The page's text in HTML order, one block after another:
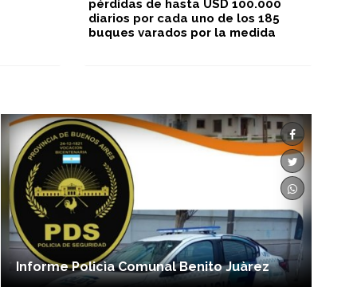
pérdidas de hasta USD 100.000
diarios por cada uno de los 185
buques varados por la medida
Informe Policìa Comunal Benito Juàrez